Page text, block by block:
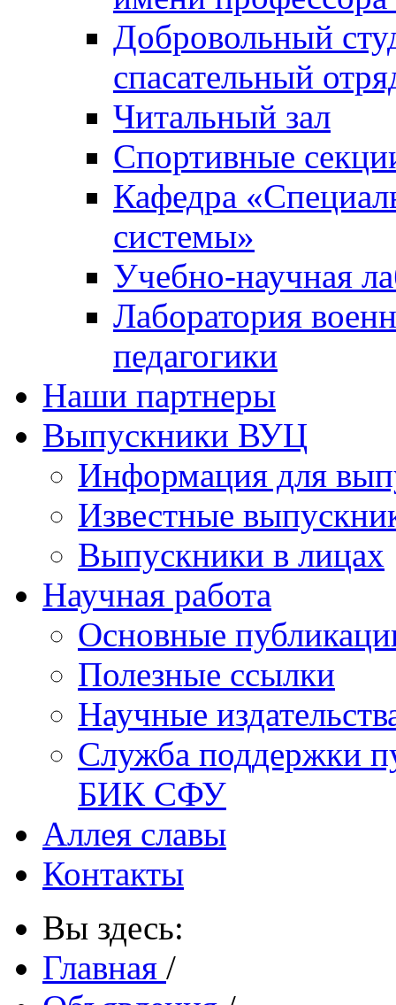
Добровольный
спасательный
Читальный зал
Спортивные
Кафедра
системы»
Учебно-научная
Лаборатория
педагогики
Наши партнеры
Выпускники ВУЦ
Информация для
Известные
Выпускники в лицах
Научная работа
Основные
Полезные ссылки
Научные
Служба поддержки
БИК СФУ
Аллея славы
Контакты
Вы здесь:
Главная /